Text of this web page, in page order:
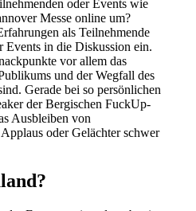
oder Events wie
Messe online um?
als Teilnehmende
Events in die Diskussion ein.
vor allem das
und der Wegfall des
Gerade bei so persönlichen
der Bergischen FuckUp-
Ausbleiben von
oder Gelächter schwer